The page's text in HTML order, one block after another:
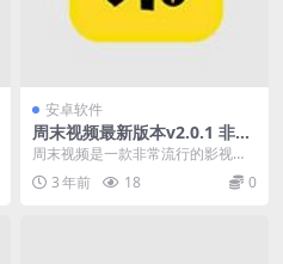
安卓软件
周末视频最新版本v2.0.1 非常
流行的影视播放软件
周末视频是一款非常流行的影视播
放软件。 有了这款软件，平时喜欢
看剧的用户再也不用...
3 年前 18 0